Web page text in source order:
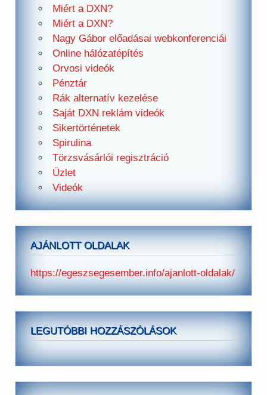
Miért a DXN?
Miért a DXN?
Nagy Gábor előadásai webkonferenciái
Online hálózatépítés
Orvosi videók
Pénztár
Rák alternatív kezelése
Saját DXN reklám videók
Sikertörténetek
Spirulina
Törzsvásárlói regisztráció
Üzlet
Videók
AJÁNLOTT OLDALAK
https://egeszsegesember.info/ajanlott-oldalak/
LEGUTÓBBI HOZZÁSZÓLÁSOK